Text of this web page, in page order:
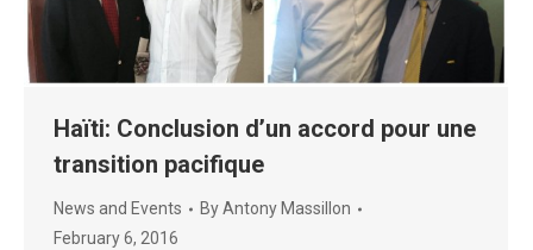
Haïti: Conclusion d’un accord pour une
transition pacifique
News and Events ByAntony Massillon
February 6, 2016